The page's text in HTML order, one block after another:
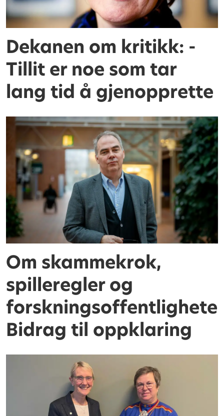
Dekanen om kritikk: -
Tillit er noe som tar
lang tid å gjenopprette
Om skammekrok,
spilleregler og
Bidrag til oppklaring